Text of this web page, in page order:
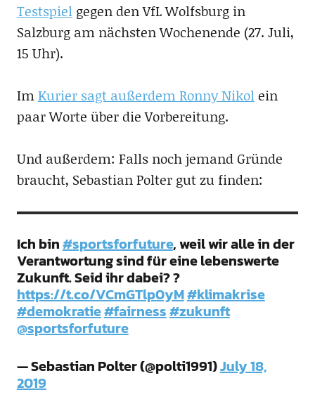
Testspielgegen den VfL Wolfsburg in
Salzburg am nächsten Wochenende (27. Juli,
15 Uhr).
ImKurier sagt außerdem Ronny Nikolein
paar Worte über die Vorbereitung.
Und außerdem: Falls noch jemand Gründe
braucht, Sebastian Polter gut zu finden:
Ich bin#sportsforfuture, weil wir alle in der
Verantwortung sind für eine lebenswerte
Zukunft. Seid ihr dabei? ?
https://t.co/VCmGTlp0yM#klimakrise
#demokratie#fairness#zukunft
@sportsforfuture
— Sebastian Polter (@polti1991)July 18,
2019